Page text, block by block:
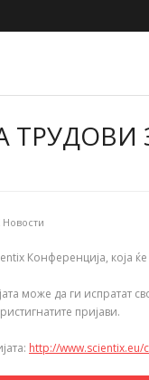
Новости
Конференција,
може да ги испратат
пријави.
http://www.scientix.eu/